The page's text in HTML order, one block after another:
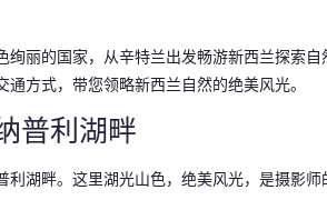
绚丽的国家，从辛特兰出发畅游新西兰探索
方式，带您领略新西兰自然的绝美风光。
普利湖畔
利湖畔。这里湖光山色，绝美风光，是摄影